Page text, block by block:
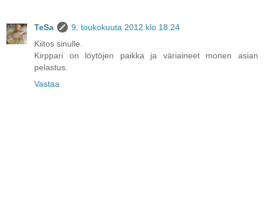
TeSa
9. toukokuuta 2012 klo 18.24
Kiitos sinulle.
Kirppari on löytöjen paikka ja väriaineet monen asian
pelastus.
Vastaa